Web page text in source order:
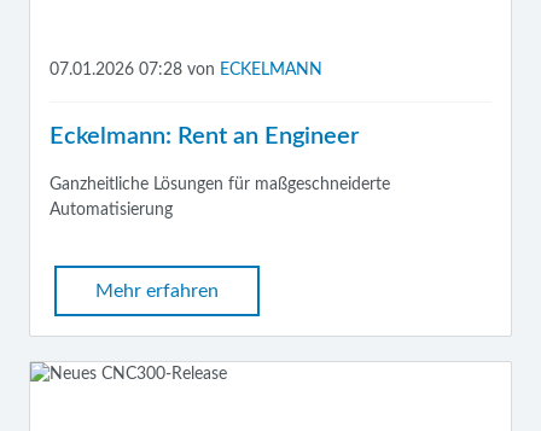
07.01.2026 07:28 von ECKELMANN
Eckelmann: Rent an Engineer
Ganzheitliche Lösungen für maßgeschneiderte
Automatisierung
Mehr erfahren